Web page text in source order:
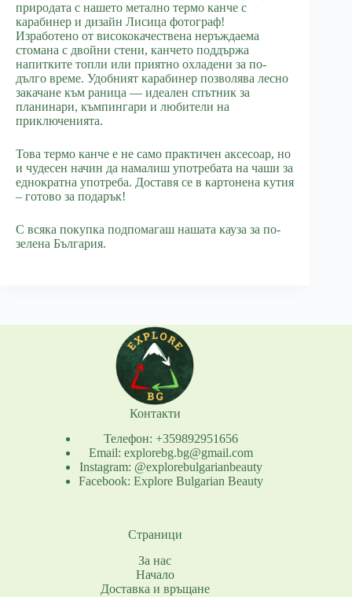
природата с нашето метално термо канче с
карабинер и дизайн Лисица фотограф!
Изработено от висококачествена неръждаема
стомана с двойни стени, канчето поддържа
напитките топли или приятно охладени за по-
дълго време. Удобният карабинер позволява лесно
закачане към раница — идеален спътник за
планинари, къмпингари и любители на
приключенията.
Това термо канче е не само практичен аксесоар, но
и чудесен начин да намалиш употребата на чаши за
еднократна употреба. Доставя се в картонена кутия
– готово за подарък!
С всяка покупка подпомагаш нашата кауза за по-
зелена България.
Контакти
Телефон: +359892951656
Email: explorebg.bg@gmail.com
Instagram: @explorebulgarianbeauty
Facebook: Explore Bulgarian Beauty
Страници
За нас
Начало
Доставка и връщане